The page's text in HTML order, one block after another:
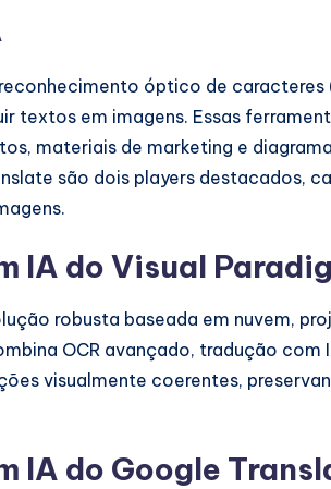
óptico de caracteres
textos em imagens. Essas
materiais de marketing e
são dois players destacados,
IA do Visual
robusta baseada em nuvem,
OCR avançado, tradução com
visualmente coerentes,
IA do Google